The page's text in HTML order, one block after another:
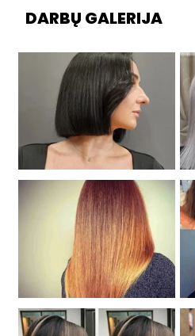
DARBŲ GALERIJA